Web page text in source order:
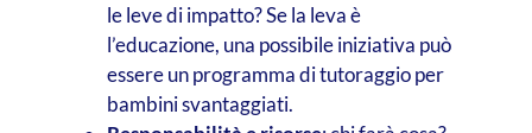
le leve di impatto? Se la leva è
l’educazione, una possibile iniziativa può
essere un programma di tutoraggio per
bambini svantaggiati.